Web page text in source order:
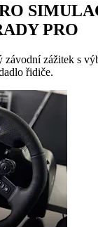
PRO
závodní zážitek s
řidiče.